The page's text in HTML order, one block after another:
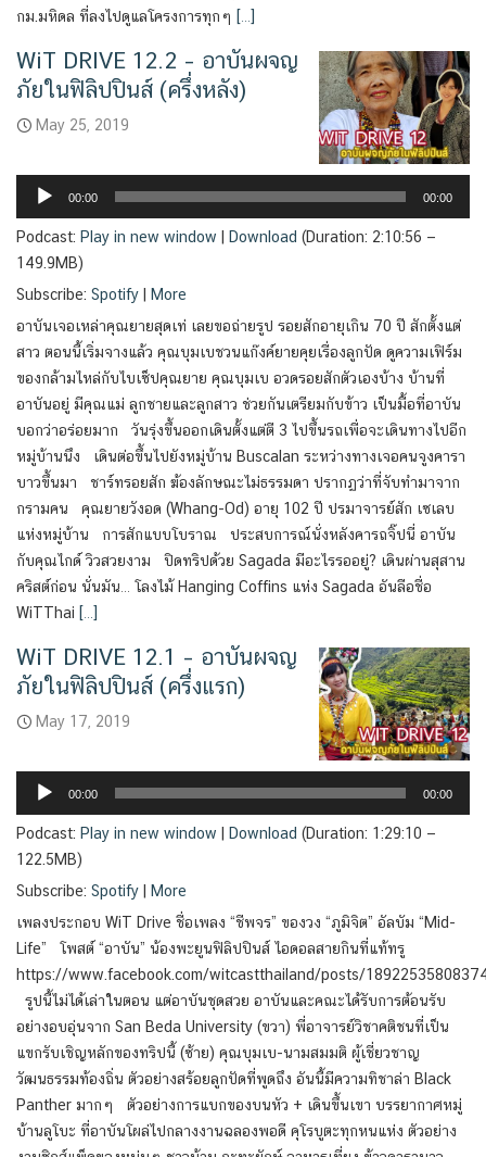
กม.มหิดล ที่ลงไปดูแลโครงการทุกๆ […]
WiT DRIVE 12.2 – อาบันผจญ
ภัยในฟิลิปปินส์ (ครึ่งหลัง)
May 25, 2019
Player
00:00 00:00
Podcast: Play in new window Download (Duration: 2:10:56 —
149.9MB)
Subscribe: Spotify
More
อาบันเจอเหล่าคุณยายสุดเท่ เลยขอถ่ายรูป รอยสักอายุเกิน 70 ปี สักตั้งแต่
สาว ตอนนี้เริ่มจางแล้ว คุณบุมเบชวนแก๊งค์ยายคุยเรื่องลูกปัด ดูความเฟิร์ม
ของกล้ามไหล่กับไบเซ็ปคุณยาย คุณบุมเบ อวดรอยสักตัวเองบ้าง บ้านที่
อาบันอยู่ มีคุณแม่ ลูกชายและลูกสาว ช่วยกันเตรียมกับข้าว เป็นมื้อที่อาบัน
บอกว่าอร่อยมาก วันรุ่งขึ้นออกเดินตั้งแต่ตี 3 ไปขึ้นรถเพื่อจะเดินทางไปอีก
หมู่บ้านนึง เดินต่อขึ้นไปยังหมู่บ้าน Buscalan ระหว่างทางเจอคนจูงคารา
บาวขึ้นมา ชาร์ทรอยสัก ฆ้องลักษณะไม่ธรรมดา ปรากฏว่าที่จับทำมาจาก
กรามคน คุณยายวังอด (Whang-Od) อายุ 102 ปี ปรมาจารย์สัก เซเลบ
แห่งหมู่บ้าน การสักแบบโบราณ ประสบการณ์นั่งหลังคารถจิ๊ปนี่ อาบัน
กับคุณไกด์ วิวสวยงาม ปิดทริปด้วย Sagada มีอะไรรออยู่? เดินผ่านสุสาน
คริสต์ก่อน นั่นมัน… โลงไม้ Hanging Coffins แห่ง Sagada อันลือชื่อ
WiTThai […]
WiT DRIVE 12.1 – อาบันผจญ
ภัยในฟิลิปปินส์ (ครึ่งแรก)
May 17, 2019
Player
00:00 00:00
Podcast: Play in new window Download (Duration: 1:29:10 —
122.5MB)
Subscribe: Spotify
More
เพลงประกอบ WiT Drive ชื่อเพลง “ชีพจร” ของวง “ภูมิจิต” อัลบัม “Mid-
Life” โพสต์ “อาบัน” น้องพะยูนฟิลิปปินส์ ไอดอลสายกินที่แท้ทรู
https://www.facebook.com/witcastthailand/posts/
รูปนี้ไม่ได้เล่าในตอน แต่อาบันชุดสวย อาบันและคณะได้รับการต้อนรับ
อย่างอบอุ่นจาก San Beda University (ขวา) พี่อาจารย์วิชาคติชนที่เป็น
แขกรับเชิญหลักของทริปนี้ (ซ้าย) คุณบุมเบ-นามสมมติ ผู้เชี่ยวชาญ
วัฒนธรรมท้องถิ่น ตัวอย่างสร้อยลูกปัดที่พูดถึง อันนี้มีความทิชาล่า Black
Panther มากๆ ตัวอย่างการแบกของบนหัว + เดินขึ้นเขา บรรยากาศหมู่
บ้านลูโบะ ที่อาบันโผล่ไปกลางงานฉลองพอดี คุโรบูตะทุกหนแห่ง ตัวอย่าง